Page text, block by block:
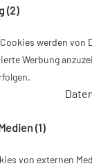
(2)
werden
Werbung
(1)
von externen